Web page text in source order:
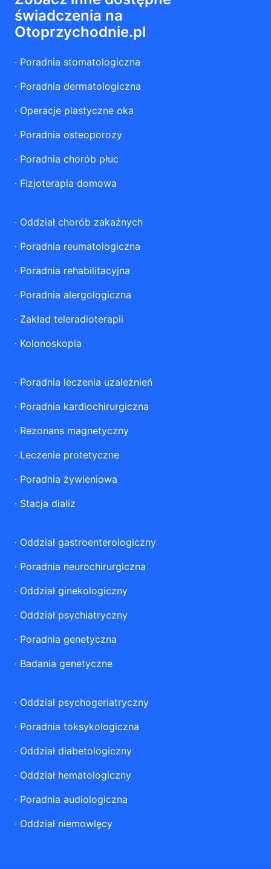
świadczenia na
Otoprzychodnie.pl
· Poradnia stomatologiczna
· Poradnia dermatologiczna
· Operacje plastyczne oka
· Poradnia osteoporozy
· Poradnia chorób płuc
· Fizjoterapia domowa
· Oddział chorób zakaźnych
· Poradnia reumatologiczna
· Poradnia rehabilitacyjna
· Poradnia alergologiczna
· Zakład teleradioterapii
· Kolonoskopia
· Poradnia leczenia uzależnień
· Poradnia kardiochirurgiczna
· Rezonans magnetyczny
· Leczenie protetyczne
· Poradnia żywieniowa
· Stacja dializ
· Oddział gastroenterologiczny
· Poradnia neurochirurgiczna
· Oddział ginekologiczny
· Oddział psychiatryczny
· Poradnia genetyczna
· Badania genetyczne
· Oddział psychogeriatryczny
· Poradnia toksykologiczna
· Oddział diabetologiczny
· Oddział hematologiczny
· Poradnia audiologiczna
· Oddział niemowlęcy